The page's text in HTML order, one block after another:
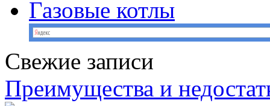
Газовые котлы
Свежие записи
Преимущества и